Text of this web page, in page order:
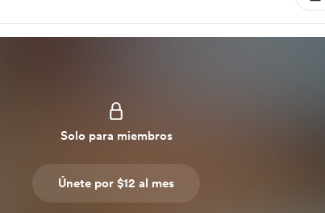
Solo para miembros
Únete por $12 al mes